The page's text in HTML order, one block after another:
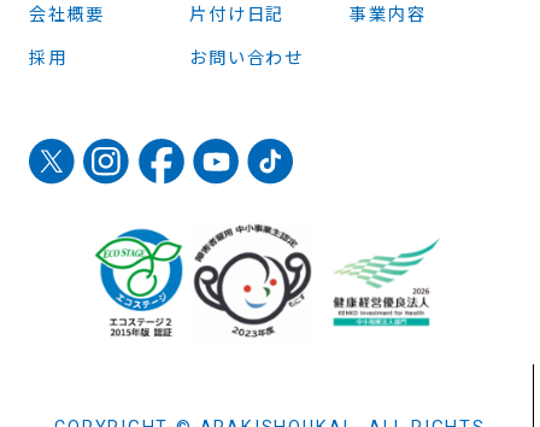
会社概要 片付け日記 事業内容
採用 お問い合わせ